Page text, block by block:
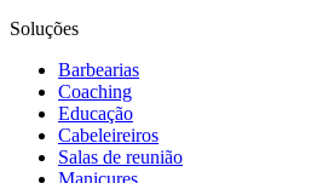
Soluções
Barbearias
Coaching
Educação
Cabeleireiros
Salas de reunião